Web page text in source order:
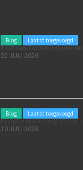
Blog Laatst toegevoegd
Poleposition voor je marketing: zó zet je de Formule 1 GP
22 JULI 2026
Blog Laatst toegevoegd
Fysieke marketing in een
10 JULI 2026